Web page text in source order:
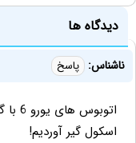
دیدگاه ها
ناشناس: پاسخ
اسکول گیر آوردیم!